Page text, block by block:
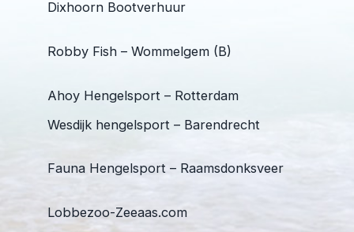
Dixhoorn Bootverhuur
Robby Fish – Wommelgem (B)
Ahoy Hengelsport – Rotterdam
Wesdijk hengelsport – Barendrecht
Fauna Hengelsport – Raamsdonksveer
Lobbezoo-Zeeaas.com